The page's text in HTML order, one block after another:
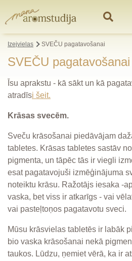
Izejvielas SVEČU pagatavošanai
SVEČU pagatavošanai
Īsu aprakstu - kā sākt un kā
atradīsi šeit.
Krāsas svecēm.
Sveču krāsošanai piedāvājam
tabletes. Krāsas tabletes sastāv
pigmenta, un tāpēc tās ir viegli
esat pagatavojuši izmēģinājuma
noteiktu krāsu. Ražotājs iesaka -
vaska, bet viss ir atkarīgs - vai
vai pasteļtoņos pagatavotu sveci.
Mūsu krāsvielas tabletēs ir labāk
bio vaska krāsošanai nekā
taukos. Lūdzu, ņemiet vērā, ka ir